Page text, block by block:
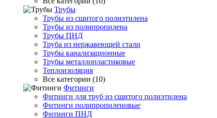
Трубы
Трубы из сшитого полиэтилена
Трубы из полипропилена
Трубы ПНД
Труба из нержавеющей стали
Трубы канализационные
Трубы металлопластиковые
Теплоизоляция
Все категории (10)
Фитинги
Фитинги для труб из сшитого полиэтилена
Фитинги полипропиленовые
Фитинги ПНД